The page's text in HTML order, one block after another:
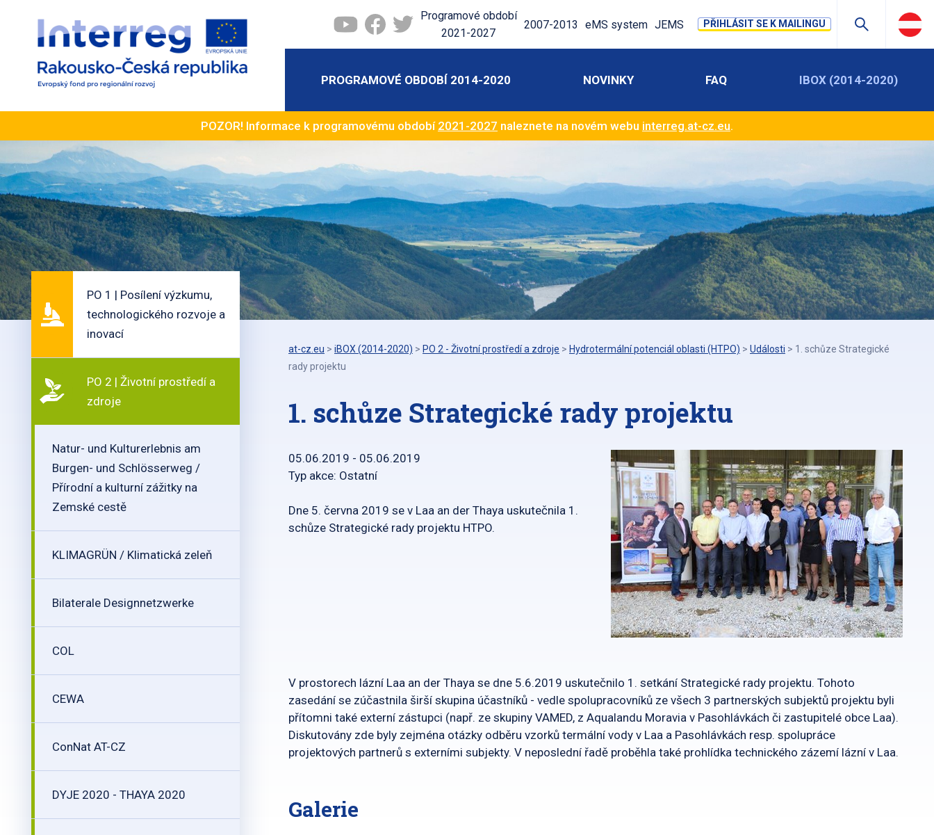
Programové období
2021-2027
2007-2013 eMS system JEMS PŘIHLÁSIT SE K MAILINGU
PROGRAMOVÉ OBDOBÍ 2014-2020 NOVINKY FAQ IBOX (2014-2020)
POZOR! Informace k programovému období 2021-2027 naleznete na novém webu interreg.at-cz.eu.
PO 1 | Posílení výzkumu,
technologického rozvoje a
inovací
PO 2 | Životní prostředí a
zdroje
Natur- und Kulturerlebnis am
Burgen- und Schlösserweg /
Přírodní a kulturní zážitky na
Zemské cestě
KLIMAGRÜN / Klimatická zeleň
Bilaterale Designnetzwerke
COL
CEWA
ConNat AT-CZ
DYJE 2020 - THAYA 2020
at-cz.eu > iBOX (2014-2020) > PO 2 - Životní prostředí a zdroje > Hydrotermální potenciál oblasti (HTPO) > Události > 1. schůze Strategické
rady projektu
1. schůze Strategické rady projektu
05.06.2019 - 05.06.2019
Typ akce: Ostatní
Dne 5. června 2019 se v Laa an der Thaya uskutečnila 1.
schůze Strategické rady projektu HTPO.
V prostorech lázní Laa an der Thaya se dne 5.6.2019 uskutečnilo 1. setkání Strategické rady projektu. Tohoto
zasedání se zúčastnila širší skupina účastníků - vedle spolupracovníků ze všech 3 partnerských subjektů projektu byli
přítomni také externí zástupci (např. ze skupiny VAMED, z Aqualandu Moravia v Pasohlávkách či zastupitelé obce Laa).
Diskutovány zde byly zejména otázky odběru vzorků termální vody v Laa a Pasohlávkách resp. spolupráce
projektových partnerů s externími subjekty. V neposlední řadě proběhla také prohlídka technického zázemí lázní v Laa.
Galerie